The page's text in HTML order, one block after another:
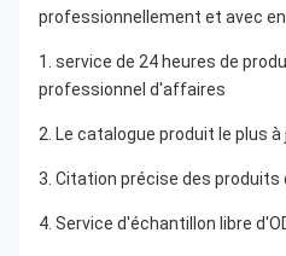
professionnellement et avec
1. service de 24 heures de
professionnel d'affaires
2. Le catalogue produit le plus à
3. Citation précise des produits
4. Service d'échantillon libre